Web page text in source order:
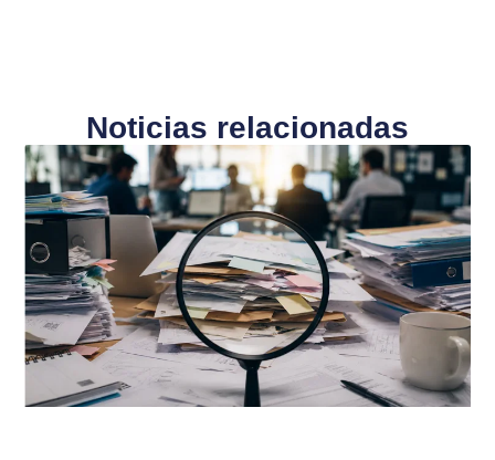
Noticias relacionadas